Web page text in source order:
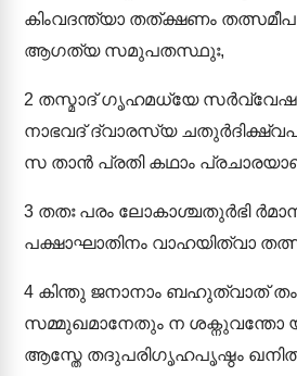
കിംവദന്ത്യാ തത്ക്ഷണം
ആഗത്യ സമുപതസ്ഥുഃ,
2 തസ്മാദ് ഗൃഹമധ്യേ
നാഭവദ് ദ്വാരസ്യ
സ താൻ പ്രതി കഥാം
3 തതഃ പരം ലോകാശ്ചതുർഭി
പക്ഷാഘാതിനം വാഹയിത്വാ
4 കിന്തു ജനാനാം ബഹുത്വാത് തം
സമ്മുഖമാനേതും ന ശക്നുവന്തോ
ആസ്തേ തദുപരിഗൃഹപൃഷ്ഠം